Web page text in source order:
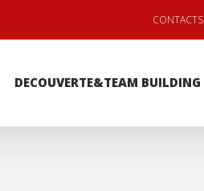
CONTACTS
DECOUVERTE&TEAM BUILDING